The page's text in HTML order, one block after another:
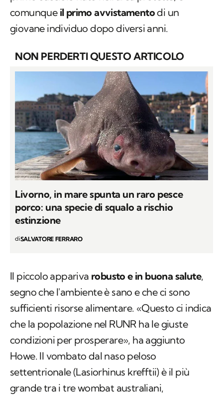
comunque il primo avvistamentodi un
giovane individuo dopo diversi anni.
NON PERDERTI QUESTO ARTICOLO
Livorno, in mare spunta un raro pesce
porco: una specie di squalo a rischio
estinzione
diSALVATORE FERRARO
Il piccolo appariva robusto e in buona salute,
segno che l'ambiente è sano e che ci sono
sufficienti risorse alimentare. «Questo ci indica
che la popolazione nel RUNR ha le giuste
condizioni per prosperare», ha aggiunto
Howe. Il vombato dal naso peloso
settentrionale (Lasiorhinus krefftii) è il più
grande tra i trewombat australiani,